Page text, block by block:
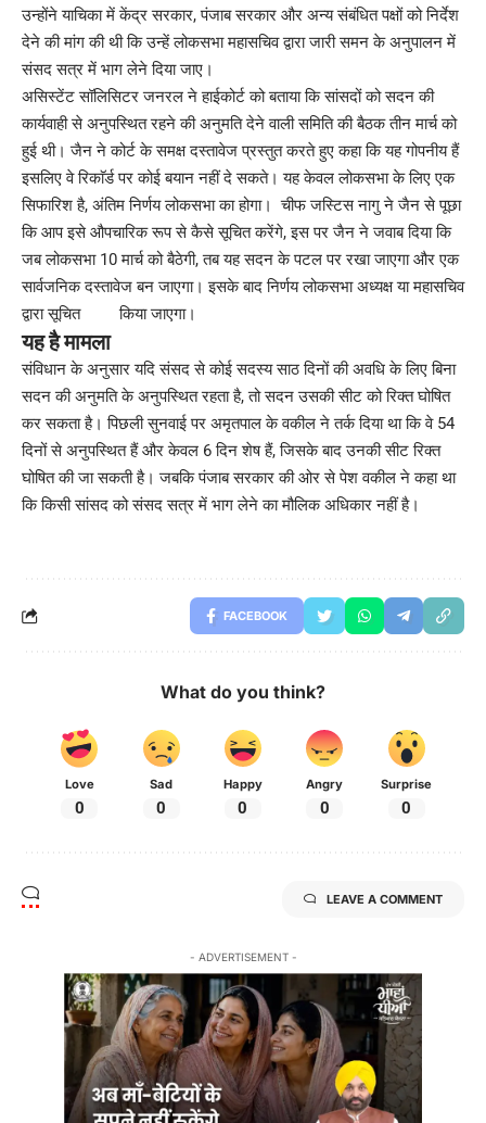
उन्होंने याचिका में केंद्र सरकार, पंजाब सरकार और अन्य संबंधित पक्षों को निर्देश
देने की मांग की थी कि उन्हें लोकसभा महासचिव द्वारा जारी समन के अनुपालन में
संसद सत्र में भाग लेने दिया जाए।
असिस्टेंट सॉलिसिटर जनरल ने हाईकोर्ट को बताया कि सांसदों को सदन की
कार्यवाही से अनुपस्थित रहने की अनुमति देने वाली समिति की बैठक तीन मार्च को
हुई थी। जैन ने कोर्ट के समक्ष दस्तावेज प्रस्तुत करते हुए कहा कि यह गोपनीय हैं
इसलिए वे रिकाॅर्ड पर कोई बयान नहीं दे सकते। यह केवल लोकसभा के लिए एक
सिफारिश है, अंतिम निर्णय लोकसभा का होगा। चीफ जस्टिस नागु ने जैन से पूछा
कि आप इसे औपचारिक रूप से कैसे सूचित करेंगे, इस पर जैन ने जवाब दिया कि
जब लोकसभा 10 मार्च को बैठेगी, तब यह सदन के पटल पर रखा जाएगा और एक
सार्वजनिक दस्तावेज बन जाएगा। इसके बाद निर्णय लोकसभा अध्यक्ष या महासचिव
द्वारा सूचित किया जाएगा।
यह है मामला
संविधान के अनुसार यदि संसद से कोई सदस्य साठ दिनों की अवधि के लिए बिना
सदन की अनुमति के अनुपस्थित रहता है, तो सदन उसकी सीट को रिक्त घोषित
कर सकता है। पिछली सुनवाई पर अमृतपाल के वकील ने तर्क दिया था कि वे 54
दिनों से अनुपस्थित हैं और केवल 6 दिन शेष हैं, जिसके बाद उनकी सीट रिक्त
घोषित की जा सकती है। जबकि पंजाब सरकार की ओर से पेश वकील ने कहा था
कि किसी सांसद को संसद सत्र में भाग लेने का मौलिक अधिकार नहीं है।
FACEBOOK
What do you think?
Love
0
Sad
0
Happy
0
Angry
0
Surprise
0
LEAVE A COMMENT
- ADVERTISEMENT -